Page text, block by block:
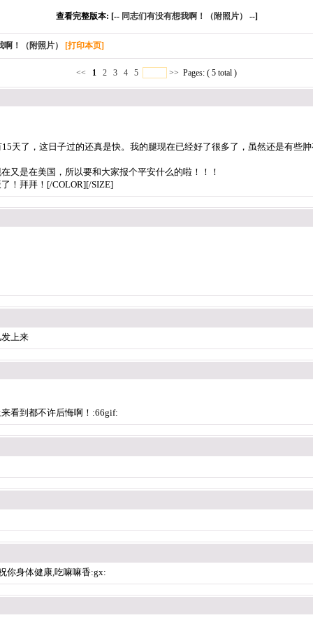
查看完整版本: [-- 同志们有没有想我啊！（附照片） --]
！（附照片） [打印本页]
<< 1 2 3 4 5 >> Pages: ( 5 total )
天了，这日子过的还真是快。我的腿现在已经好了很多了，虽然还是有些
又是在美国，所以要和大家报个平安什么的啦！！！
！拜拜！[/COLOR][/SIZE]
上来
看到都不许后悔啊！:66gif:
你身体健康,吃嘛嘛香:gx: